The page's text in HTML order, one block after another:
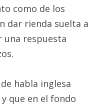
como de los
dar rienda suelta a
una respuesta
habla inglesa
que en el fondo